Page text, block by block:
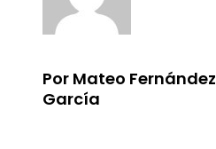
Por Mateo Fernández
García